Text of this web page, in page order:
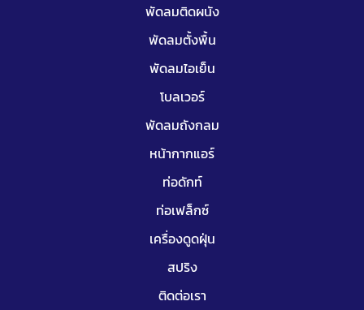
พัดลมติดผนัง
พัดลมตั้งพื้น
พัดลมไอเย็น
โบลเวอร์
พัดลมถังกลม
หน้ากากแอร์
ท่อดักท์
ท่อเฟล็กซ์
เครื่องดูดฝุ่น
สปริง
ติดต่อเรา